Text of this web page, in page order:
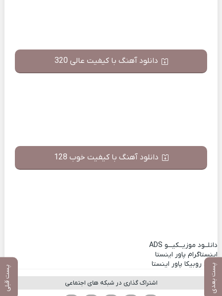
پست بعدی پست قبلی
دانلود آهنگ با کیفیت عالی 320
دانلود آهنگ با کیفیت خوب 128
دانلــود موزیــکیـــو ADS
اینستاگرام پاور اینستا
کانال روبیکا پاور اینستا
اشتراک گذاری در شبکه های اجتماعی